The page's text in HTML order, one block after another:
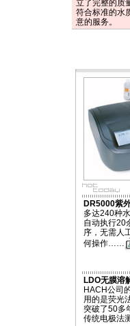
立了完整的质
符合标准的水
意的服务。
DR5000紫
多达240种
自动执行20
序，无需人
何操作……
LDO无膜溶
HACH公司
用的是荧光
突破了50多
传统电极